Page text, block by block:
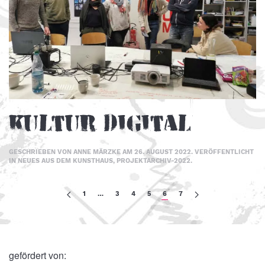
Kultur Digital
GESCHRIEBEN VON ANNE MÄRZKE AM 26. AUGUST 2022. VERÖFFENTLICHT
INNEUES AUS DEM KUNSTHAUS, PROJEKTARCHIV-2022.
1 … 3 4 5 6 7
gefördert von: